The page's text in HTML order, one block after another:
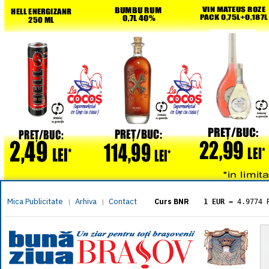
Mica Publicitate | Arhiva | Contact Curs BNR 1 EUR = 4.9774
= 5.8304
1 XAU= 464.4611
1 AED= 1.1933
1 AUD= 2.7957
1 BGN= 2.5449